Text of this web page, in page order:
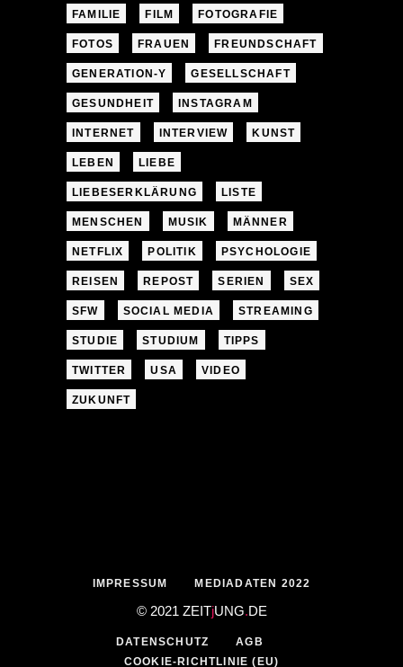
FAMILIE FILM FOTOGRAFIE
FOTOS FRAUEN FREUNDSCHAFT
GENERATION-Y GESELLSCHAFT
GESUNDHEIT INSTAGRAM
INTERNET INTERVIEW KUNST
LEBEN LIEBE
LIEBESERKLÄRUNG LISTE
MENSCHEN MUSIK MÄNNER
NETFLIX POLITIK PSYCHOLOGIE
REISEN REPOST SERIEN SEX
SFW SOCIAL MEDIA STREAMING
STUDIE STUDIUM TIPPS
TWITTER USA VIDEO
ZUKUNFT
IMPRESSUM MEDIADATEN 2022
© 2021 ZEITjUNG.DE
DATENSCHUTZ
AGB
COOKIE-RICHTLINIE (EU)